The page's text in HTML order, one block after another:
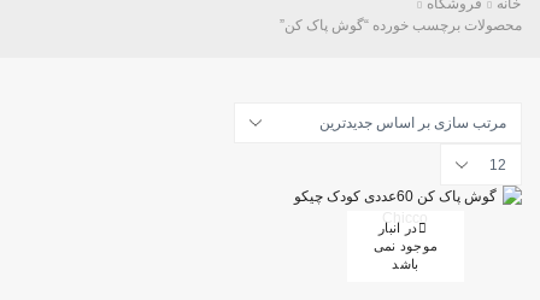
محصولات برچسب خورده “گوش پاک کن”
محصولات
در
در انبار
موجود نمی
باشد